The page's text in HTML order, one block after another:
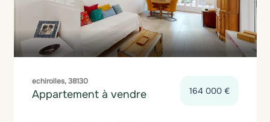
echirolles, 38130
Appartement à vendre 164 000 €